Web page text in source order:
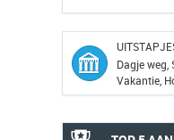
Dagje weg,
Vakantie,